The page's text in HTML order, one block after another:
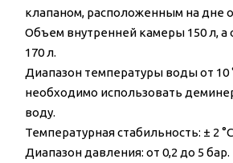
клапаном, расположенным на дне
Объем внутренней камеры 150 л,
170 л.
Диапазон температуры воды от 10
необходимо использовать
воду.
Температурная стабильность: ± 2 °C
Диапазон давления: от 0,2 до 5 бар.